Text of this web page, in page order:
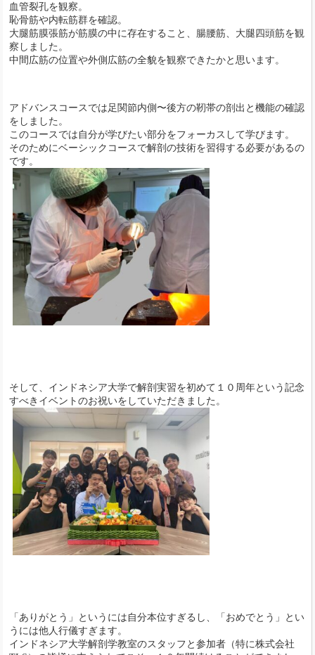
血管裂孔を観察。
恥骨筋や内転筋群を確認。
大腿筋膜張筋が筋膜の中に存在すること、腸腰筋、大腿四頭筋を観
察しました。
中間広筋の位置や外側広筋の全貌を観察できたかと思います。
アドバンスコースでは足関節内側〜後方の靭帯の剖出と機能の確認
をしました。
このコースでは自分が学びたい部分をフォーカスして学びます。
そのためにベーシックコースで解剖の技術を習得する必要があるの
です。
そして、インドネシア大学で解剖実習を初めて１０周年という記念
すべきイベントのお祝いをしていただきました。
「ありがとう」というには自分本位すぎるし、「おめでとう」とい
うには他人行儀すぎます。
インドネシア大学解剖学教室のスタッフと参加者（特に株式会社